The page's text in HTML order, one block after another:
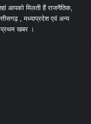
आपको मिलती हैं राजनैतिक,
, मध्याप्रदेश एवं अन्य
प्रथम खबर ।